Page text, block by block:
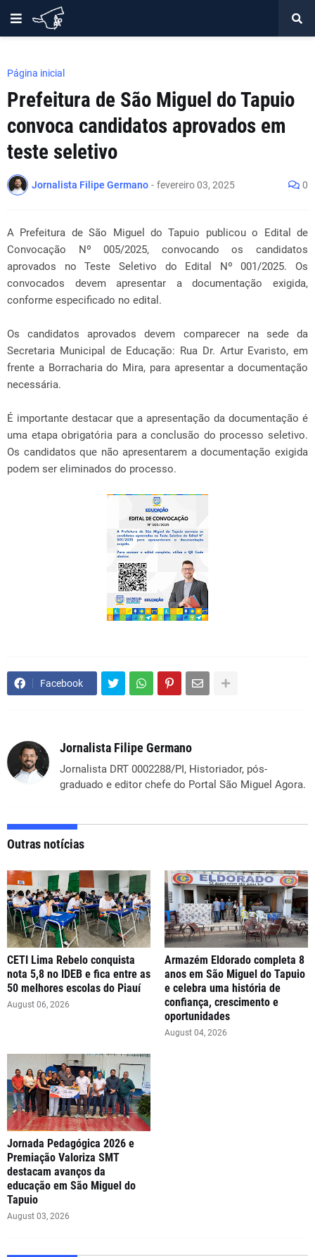
Página inicial
Prefeitura de São Miguel do Tapuio
convoca candidatos aprovados em
teste seletivo
Jornalista Filipe Germano - fevereiro 03, 2025 0
A Prefeitura de São Miguel do Tapuio publicou o Edital de
Convocação Nº 005/2025, convocando os candidatos
aprovados no Teste Seletivo do Edital Nº 001/2025. Os
convocados devem apresentar a documentação exigida,
conforme especificado no edital.
Os candidatos aprovados devem comparecer na sede da
Secretaria Municipal de Educação: Rua Dr. Artur Evaristo, em
frente a Borracharia do Mira, para apresentar a documentação
necessária.
É importante destacar que a apresentação da documentação é
uma etapa obrigatória para a conclusão do processo seletivo.
Os candidatos que não apresentarem a documentação exigida
podem ser eliminados do processo.
Facebook
Jornalista Filipe Germano
Jornalista DRT 0002288/PI, Historiador, pós-
graduado e editor chefe do Portal São Miguel Agora.
Outras notícias
CETI Lima Rebelo conquista
nota 5,8 no IDEB e fica entre as
50 melhores escolas do Piauí
August 06, 2026
Armazém Eldorado completa 8
anos em São Miguel do Tapuio
e celebra uma história de
confiança, crescimento e
oportunidades
August 04, 2026
Jornada Pedagógica 2026 e
Premiação Valoriza SMT
destacam avanços da
educação em São Miguel do
Tapuio
August 03, 2026